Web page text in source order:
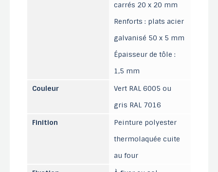
carrés 20 x 20 mm
Renforts : plats acier
galvanisé 50 x 5 mm
Épaisseur de tôle :
1,5 mm
Couleur
Vert RAL 6005 ou
gris RAL 7016
Finition
Peinture polyester
thermolaquée cuite
au four